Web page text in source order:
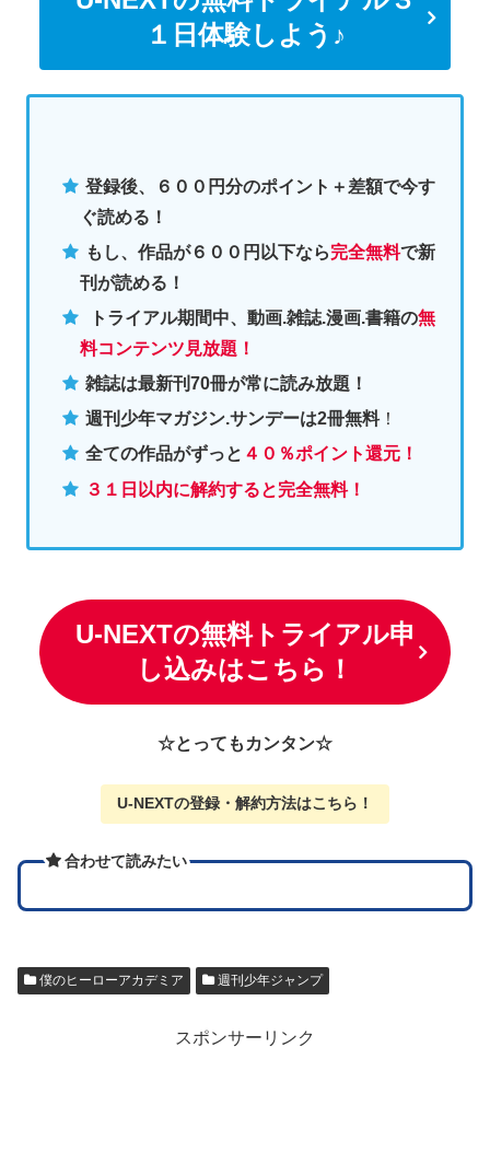
１日体験しよう♪
登録後、６００円分のポイント＋差額で今す
ぐ読める！
もし、作品が６００円以下なら完全無料で新
刊が読める！
トライアル期間中、動画.雑誌.漫画.書籍の無
料コンテンツ見放題！
雑誌は最新刊70冊が常に読み放題！
週刊少年マガジン.サンデーは2冊無料！
全ての作品がずっと ４０％ポイント還元！
３１日以内に解約すると完全無料！
U-NEXTの無料トライアル申
し込みはこちら！
☆とってもカンタン☆
U-NEXTの登録・解約方法はこちら ！
合わせて読みたい
僕のヒーローアカデミア 週刊少年ジャンプ
スポンサーリンク